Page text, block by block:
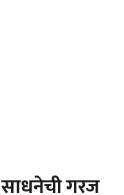
साधनेची गरज